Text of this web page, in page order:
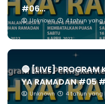
#06...
Unknown 4 tahun yang
🔴 [LIVE] PROGRAM
YA RAMADAN #05
Unknown 4 tahun yang